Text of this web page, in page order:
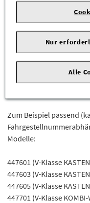
dialog.mb@mercedes-
https://
Sie sind sich nicht
passt?
Senden Sieuns die
Zum Beispiel passend
Modelle:
447601 (V-Klasse
447603 (V-Klasse
447605 (V-Klasse
447701 (V-Klasse KOMBI-
Nur
Alle